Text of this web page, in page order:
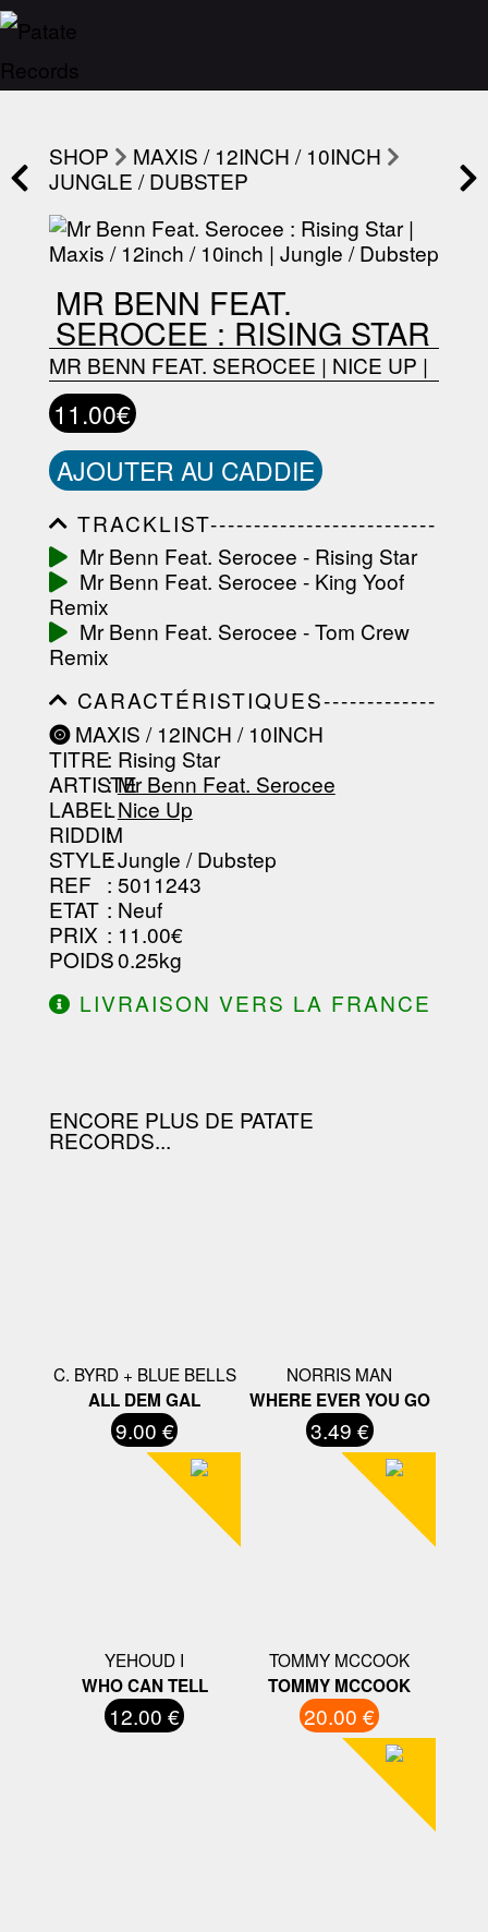
SHOP
MAXIS / 12INCH / 10INCH
JUNGLE / DUBSTEP
MR BENN FEAT.
SEROCEE : RISING STAR
MR BENN FEAT. SEROCEE | NICE UP |
11.00€
AJOUTER AU CADDIE
TRACKLIST--------------------------
-----------------------------------------
-----------------------------------------
-----------------------------------------
-----------------------------------------
-------------------
Mr Benn Feat. Serocee - Rising Star
Mr Benn Feat. Serocee - King Yoof
Remix
Mr Benn Feat. Serocee - Tom Crew
Remix
CARACTÉRISTIQUES-------------
-----------------------------------------
-----------------------------------------
-----------------------------------------
-----------------------------------------
--------------------------------
MAXIS / 12INCH / 10INCH
TITRE: Rising Star
ARTISTE
:Mr Benn Feat. Serocee
LABEL
:Nice Up
RIDDIM
:
STYLE: Jungle / Dubstep
REF : 5011243
ETAT : Neuf
PRIX : 11.00€
POIDS: 0.25kg
LIVRAISON VERS LA FRANCE
ENCORE PLUS DE PATATE
RECORDS...
C. BYRD + BLUE BELLS
ALL DEM GAL
9.00 €
NORRIS MAN
WHERE EVER YOU GO
3.49 €
YEHOUD I
WHO CAN TELL
12.00 €
TOMMY MCCOOK
TOMMY MCCOOK
20.00 €